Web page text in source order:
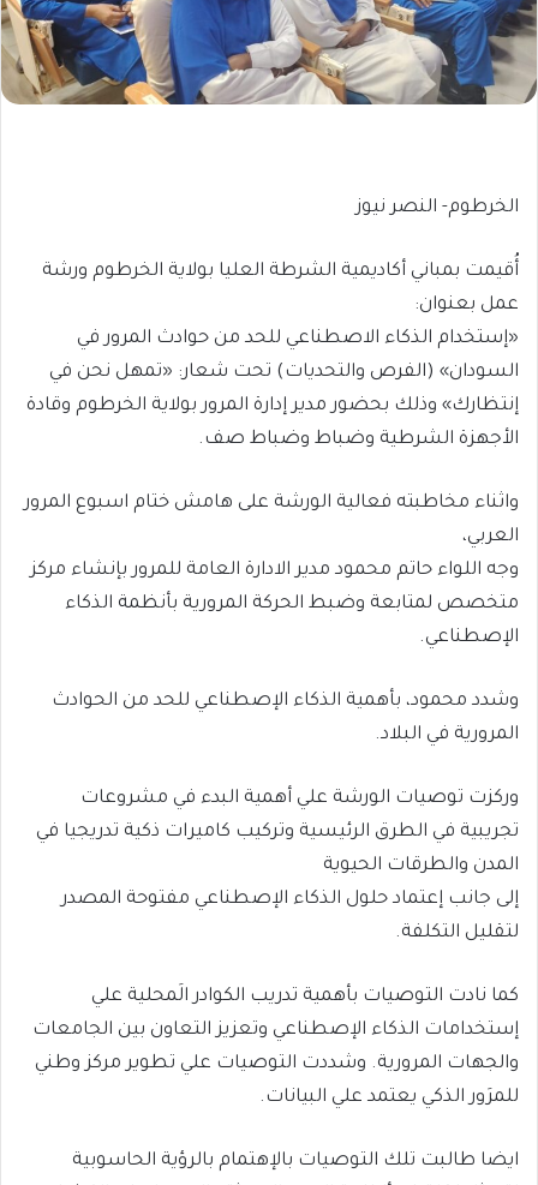
الخرطوم- النصر نيوز
أُقيمت بمباني أكاديمية الشرطة العليا بولاية الخرطوم ورشة
عمل بعنوان:
«إستخدام الذكاء الاصطناعي للحد من حوادث المرور في
السودان» (الفرص والتحديات) تحت شعار: «تمهل نحن في
إنتظارك» وذلك بحضور مدير إدارة المرور بولاية الخرطوم وقادة
الأجهزة الشرطية وضباط وضباط صف.
واثناء مخاطبته فعالية الورشة على هامش ختام اسبوع المرور
العربي،
وجه اللواء حاتم محمود مدير الادارة العامة للمرور بإنشاء مركز
متخصص لمتابعة وضبط الحركة المرورية بأنظمة الذكاء
الإصطناعي.
وشدد محمود، بأهمية الذكاء الإصطناعي للحد من الحوادث
المرورية في البلاد.
وركزت توصيات الورشة علي أهمية البدء في مشروعات
تجريبية في الطرق الرئيسية وتركيب كاميرات ذكية تدريجيا في
المدن والطرقات الحيوية
إلى جانب إعتماد حلول الذكاء الإصطناعي مفتوحة المصدر
لتقليل التكلفة.
كما نادت التوصيات بأهمية تدريب الكوادر الَمحلية علي
إستخدامات الذكاء الإصطناعي وتعزيز التعاون بين الجامعات
والجهات المرورية. وشددت التوصيات علي تطوير مركز وطني
للمرَور الذكي يعتمد علي البيانات.
ايضا طالبت تلك التوصيات بالإهتمام بالرؤية الحاسوبية